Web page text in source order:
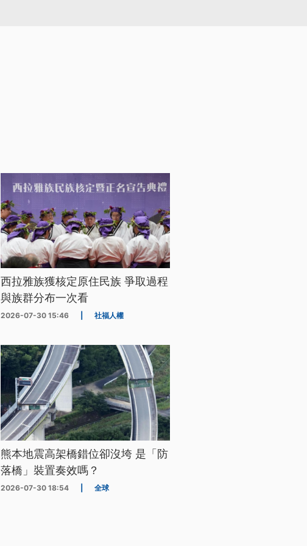
西拉雅族獲核定原住民族 爭取過程
與族群分布一次看
2026-07-30 15:46 社福人權
熊本地震高架橋錯位卻沒垮 是「防
落橋」裝置奏效嗎？
2026-07-30 18:54 全球